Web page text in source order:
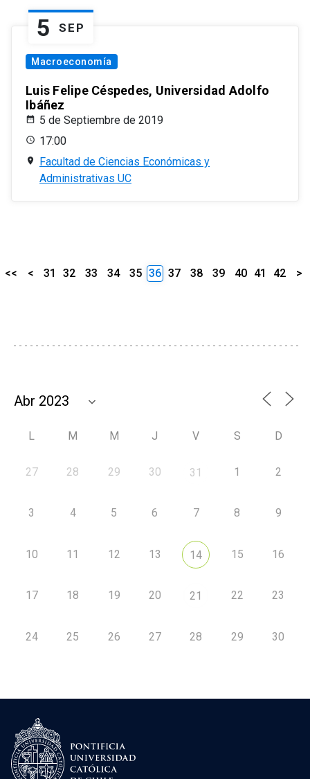
5 SEP
Macroeconomía
Luis Felipe Céspedes, Universidad Adolfo
Ibáñez
5 de Septiembre de 2019
17:00
Facultad de Ciencias Económicas y
Administrativas UC
<< < 31 32 33 34 35 36 37 38 39 40 41 42 >
L M M J V S D
27 28 29 30 31 1 2
3 4 5 6 7 8 9
10 11 12 13 14 15 16
17 18 19 20 21 22 23
24 25 26 27 28 29 30